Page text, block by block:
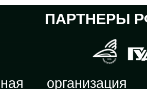
ПАРТНЕРЫ
организация